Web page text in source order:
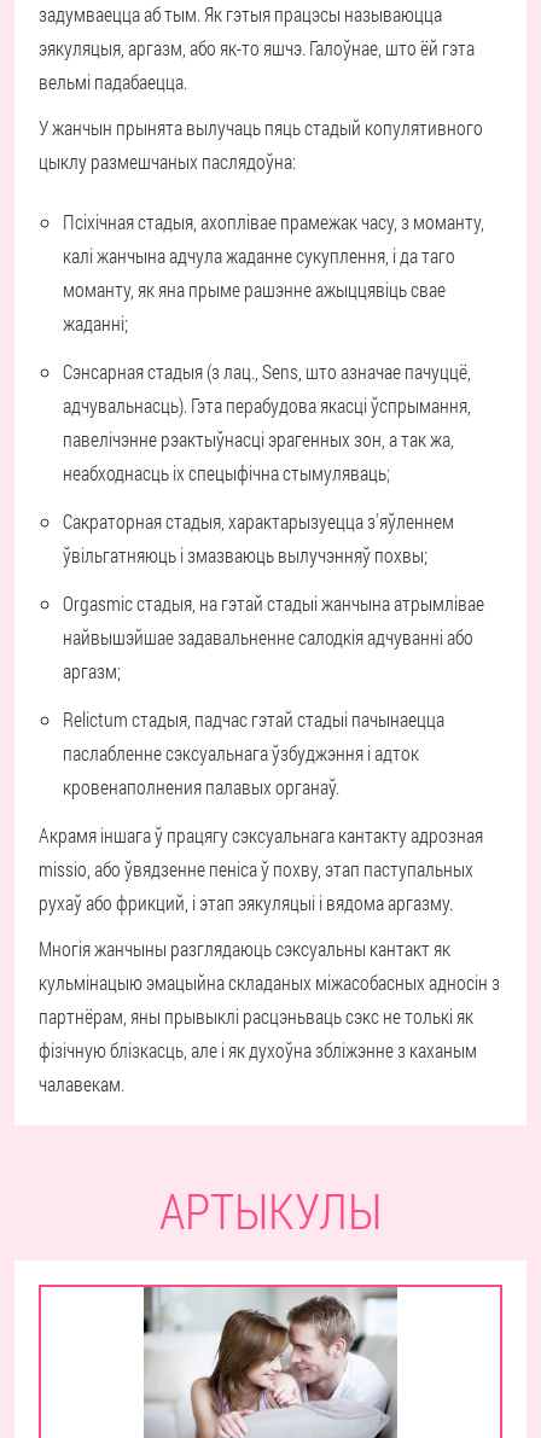
задумваецца аб тым. Як гэтыя працэсы называюцца
эякуляцыя, аргазм, або як-то яшчэ. Галоўнае, што ёй гэта
вельмі падабаецца.
У жанчын прынята вылучаць пяць стадый копулятивного
цыклу размешчаных паслядоўна:
Псіхічная стадыя, ахоплівае прамежак часу, з моманту,
калі жанчына адчула жаданне сукуплення, і да таго
моманту, як яна прыме рашэнне ажыццявіць свае
жаданні;
Сэнсарная стадыя (з лац., Sens, што азначае пачуццё,
адчувальнасць). Гэта перабудова якасці ўспрымання,
павелічэнне рэактыўнасці эрагенных зон, а так жа,
неабходнасць іх спецыфічна стымуляваць;
Сакраторная стадыя, характарызуецца з'яўленнем
ўвільгатняюць і змазваюць вылучэнняў похвы;
Orgasmic стадыя, на гэтай стадыі жанчына атрымлівае
найвышэйшае задавальненне салодкія адчуванні або
аргазм;
Relictum стадыя, падчас гэтай стадыі пачынаецца
паслабленне сэксуальнага ўзбуджэння і адток
кровенаполнения палавых органаў.
Акрамя іншага ў працягу сэксуальнага кантакту адрозная
missio, або ўвядзенне пеніса ў похву, этап паступальных
рухаў або фрикций, і этап эякуляцыі і вядома аргазму.
Многія жанчыны разглядаюць сэксуальны кантакт як
кульмінацыю эмацыйна складаных міжасобасных адносін з
партнёрам, яны прывыклі расцэньваць сэкс не толькі як
фізічную блізкасць, але і як духоўна збліжэнне з каханым
чалавекам.
АРТЫКУЛЫ